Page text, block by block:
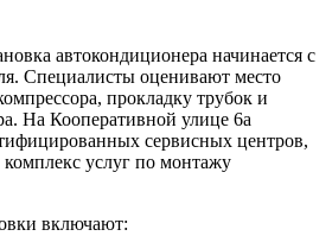
автокондиционера начинается с
Специалисты оценивают место
прокладку трубок и
На Кооперативной улице 6а
сервисных центров,
услуг по монтажу
включают: